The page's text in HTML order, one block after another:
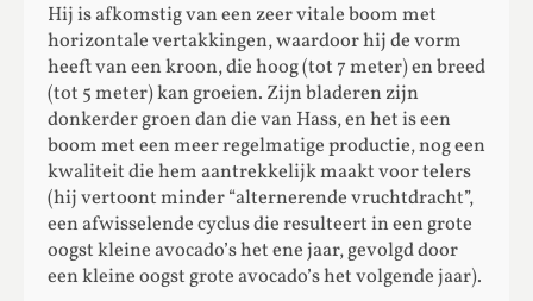
Hij is afkomstig van een zeer vitale boom met
horizontale vertakkingen, waardoor hij de vorm
heeft van een kroon, die hoog (tot 7 meter) en breed
(tot 5 meter) kan groeien. Zijn bladeren zijn
donkerder groen dan die van Hass, en het is een
boom met een meer regelmatige productie, nog een
kwaliteit die hem aantrekkelijk maakt voor telers
(hij vertoont minder “alternerende vruchtdracht”,
een afwisselende cyclus die resulteert in een grote
oogst kleine avocado’s het ene jaar, gevolgd door
een kleine oogst grote avocado’s het volgende jaar).